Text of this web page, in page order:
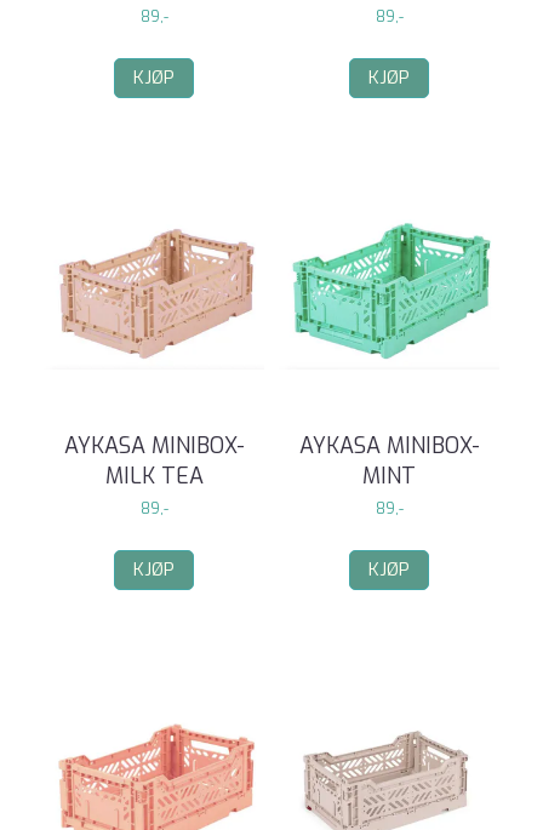
89,-
KJØP
89,-
KJØP
AYKASA MINIBOX-
MILK TEA
89,-
KJØP
AYKASA MINIBOX-
MINT
89,-
KJØP